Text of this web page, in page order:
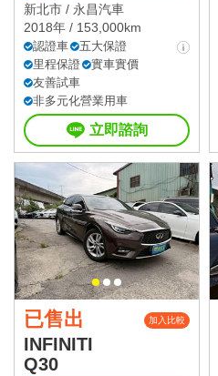
新北市 / 永昌汽車
2018年 / 153,000km
認證車
五大保證
里程保證
實車實價
友善試車
非多元化營業用車
立即諮詢
已售出 加入比較
INFINITI
Q30